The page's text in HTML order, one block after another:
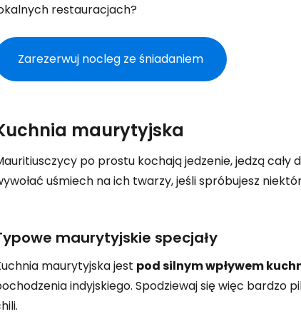
restauracjach?
Zarezerwuj nocleg ze śniadaniem
maurytyjska
po prostu kochają jedzenie, jedzą cały
uśmiech na ich twarzy, jeśli spróbujesz
maurytyjskie specjały
maurytyjska jest pod silnym wpływem
indyjskiego. Spodziewaj się więc